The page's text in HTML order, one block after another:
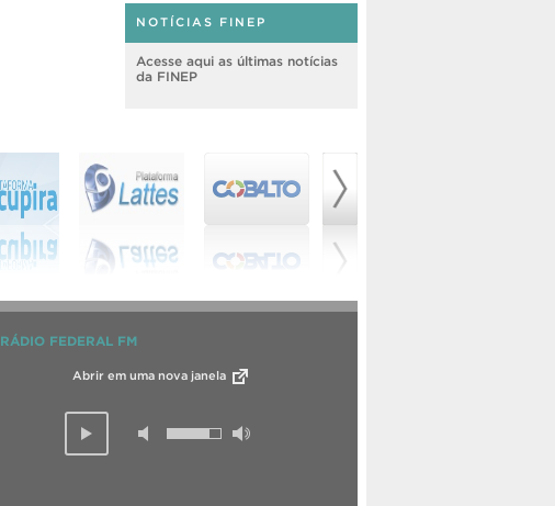
NOTÍCIAS FINEP
Acesse aqui as últimas notícias
da FINEP
RÁDIO FEDERAL FM
Abrir em uma nova janela